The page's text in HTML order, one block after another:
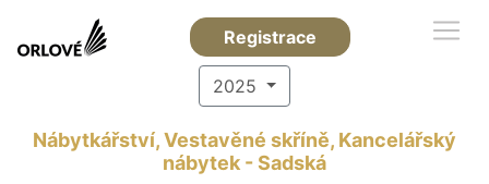
Registrace
2025
Nábytkářství, Vestavěné skříně, Kancelářský
nábytek - Sadská